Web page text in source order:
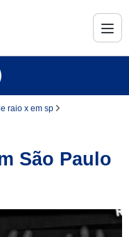
raio x em sp
São Paulo